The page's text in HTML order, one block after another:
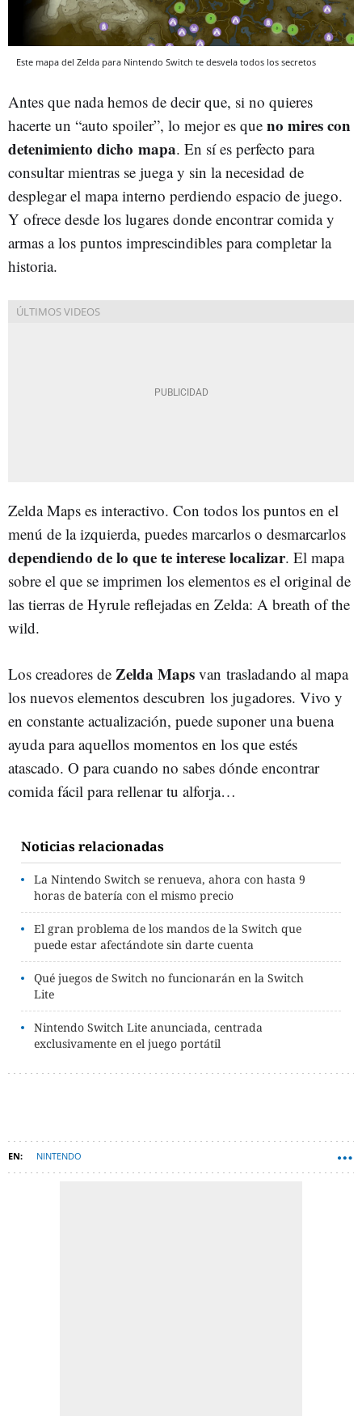
Este mapa del Zelda para Nintendo Switch te desvela todos los secretos
Antes que nada hemos de decir que, si no quieres
hacerte un “auto spoiler”, lo mejor es que no mires con
detenimiento dicho mapa. En sí es perfecto para
consultar mientras se juega y sin la necesidad de
desplegar el mapa interno perdiendo espacio de juego.
Y ofrece desde los lugares donde encontrar comida y
armas a los puntos imprescindibles para completar la
historia.
Zelda Maps es interactivo. Con todos los puntos en el
menú de la izquierda, puedes marcarlos o desmarcarlos
dependiendo de lo que te interese localizar. El mapa
sobre el que se imprimen los elementos es el original de
las tierras de Hyrule reflejadas en Zelda: A breath of the
wild.
Los creadores de Zelda Maps van trasladando al mapa
los nuevos elementos descubren los jugadores. Vivo y
en constante actualización, puede suponer una buena
ayuda para aquellos momentos en los que estés
atascado. O para cuando no sabes dónde encontrar
comida fácil para rellenar tu alforja…
Noticias relacionadas
La Nintendo Switch se renueva, ahora con hasta 9
horas de batería con el mismo precio
El gran problema de los mandos de la Switch que
puede estar afectándote sin darte cuenta
Qué juegos de Switch no funcionarán en la Switch
Lite
Nintendo Switch Lite anunciada, centrada
exclusivamente en el juego portátil
NINTENDO